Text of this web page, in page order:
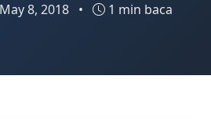
May 8, 2018 • 1 min baca